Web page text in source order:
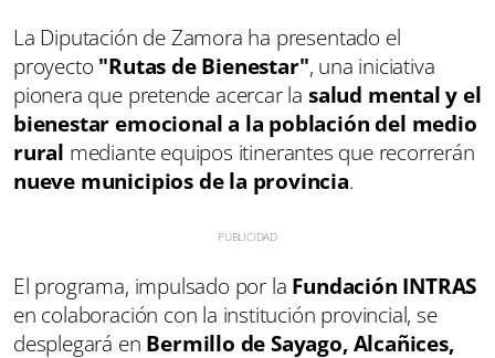
La Diputación de Zamora ha presentado el
proyecto "Rutas de Bienestar", una iniciativa
pionera que pretende acercar la salud mental y el
bienestar emocional a la población del medio
rural mediante equipos itinerantes que recorrerán
nueve municipios de la provincia.
El programa, impulsado por la Fundación INTRAS
en colaboración con la institución provincial, se
desplegará en Bermillo de Sayago, Alcañices,